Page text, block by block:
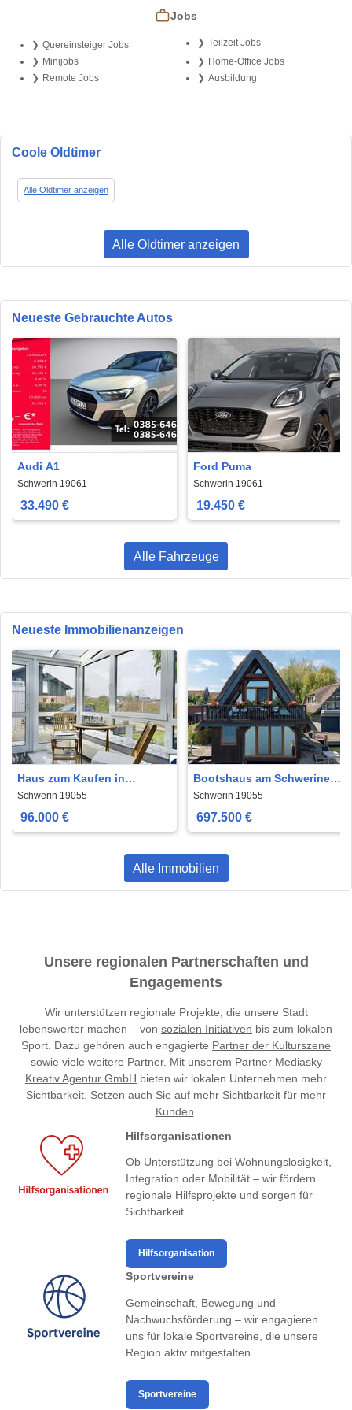
Jobs
Quereinsteiger Jobs
Teilzeit Jobs
Minijobs
Home-Office Jobs
Remote Jobs
Ausbildung
Coole Oldtimer
Alle Oldtimer anzeigen
Alle Oldtimer anzeigen
Neueste Gebrauchte Autos
Audi A1
Schwerin 19061
33.490 €
Ford Puma
Schwerin 19061
19.450 €
Alle Fahrzeuge
Neueste Immobilienanzeigen
Haus zum Kaufen in
Schwerin 96.000 € 65.04 m²
Schwerin 19055
96.000 €
Bootshaus am Schweriner
Heidensee
Schwerin 19055
697.500 €
Alle Immobilien
Unsere regionalen Partnerschaften und
Engagements
Wir unterstützen regionale Projekte, die unsere Stadt
lebenswerter machen – von sozialen Initiativen bis zum lokalen
Sport. Dazu gehören auch engagierte Partner der Kulturszene
sowie viele weitere Partner. Mit unserem Partner Mediasky
Kreativ Agentur GmbH bieten wir lokalen Unternehmen mehr
Sichtbarkeit. Setzen auch Sie auf mehr Sichtbarkeit für mehr
Kunden
Hilfsorganisationen
Ob Unterstützung bei Wohnungslosigkeit,
Integration oder Mobilität – wir fördern
regionale Hilfsprojekte und sorgen für
Sichtbarkeit.
Hilfsorganisation
Sportvereine
Gemeinschaft, Bewegung und
Nachwuchsförderung – wir engagieren
uns für lokale Sportvereine, die unsere
Region aktiv mitgestalten.
Sportvereine